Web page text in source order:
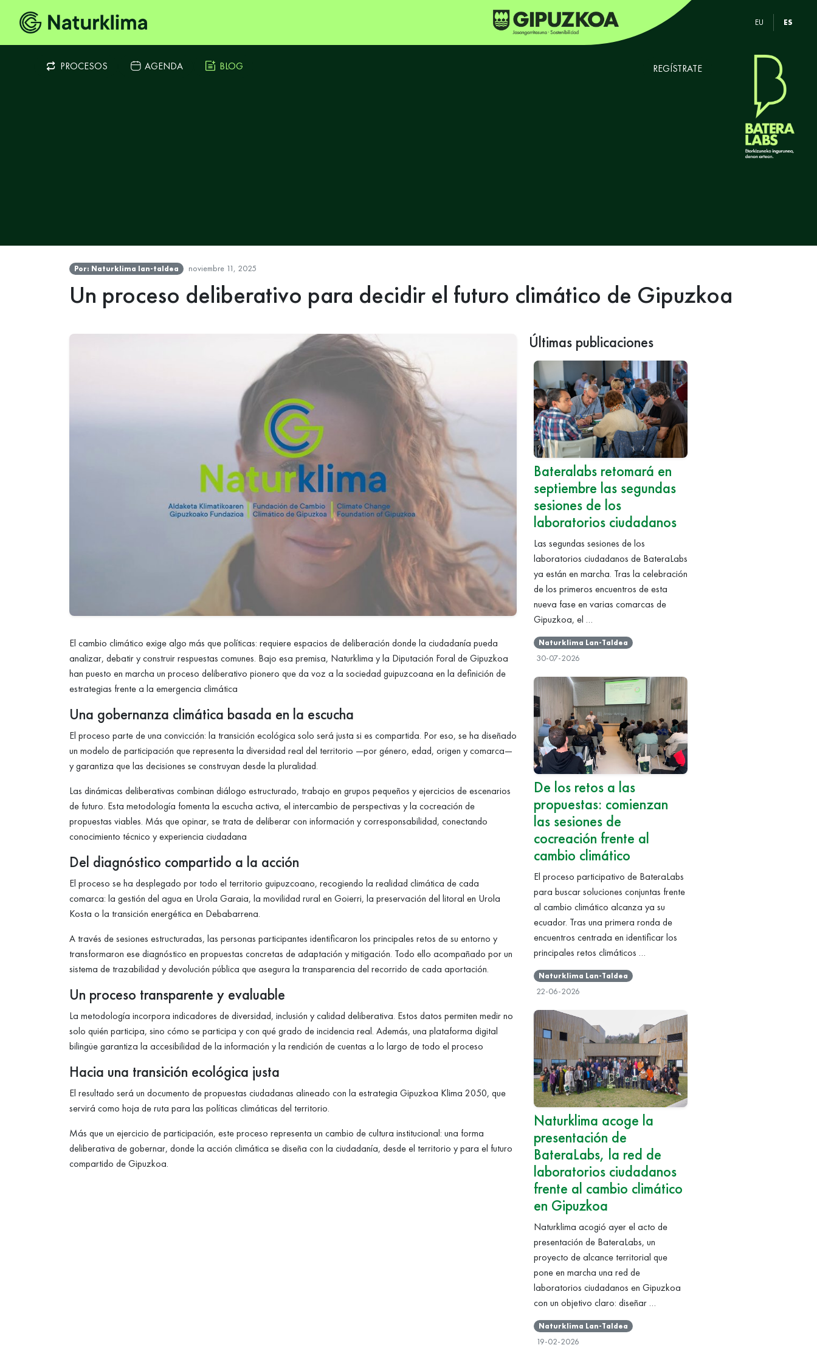
EU ES
PROCESOS AGENDA BLOG REGÍSTRATE
Por: Naturklima lan-taldea noviembre 11, 2025
Un proceso deliberativo para decidir el futuro climático de Gipuzkoa
El cambio climático exige algo más que políticas: requiere espacios de deliberación donde la ciudadanía pueda
analizar, debatir y construir respuestas comunes. Bajo esa premisa, Naturklima y la Diputación Foral de Gipuzkoa
han puesto en marcha un proceso deliberativo pionero que da voz a la sociedad guipuzcoana en la definición de
estrategias frente a la emergencia climática
Una gobernanza climática basada en la escucha
El proceso parte de una convicción: la transición ecológica solo será justa si es compartida. Por eso, se ha diseñado
un modelo de participación que representa la diversidad real del territorio —por género, edad, origen y comarca—
y garantiza que las decisiones se construyan desde la pluralidad.
Las dinámicas deliberativas combinan diálogo estructurado, trabajo en grupos pequeños y ejercicios de escenarios
de futuro. Esta metodología fomenta la escucha activa, el intercambio de perspectivas y la cocreación de
propuestas viables. Más que opinar, se trata de deliberar con información y corresponsabilidad, conectando
conocimiento técnico y experiencia ciudadana
Del diagnóstico compartido a la acción
El proceso se ha desplegado por todo el territorio guipuzcoano, recogiendo la realidad climática de cada
comarca: la gestión del agua en Urola Garaia, la movilidad rural en Goierri, la preservación del litoral en Urola
Kosta o la transición energética en Debabarrena.
A través de sesiones estructuradas, las personas participantes identificaron los principales retos de su entorno y
transformaron ese diagnóstico en propuestas concretas de adaptación y mitigación. Todo ello acompañado por un
sistema de trazabilidad y devolución pública que asegura la transparencia del recorrido de cada aportación.
Un proceso transparente y evaluable
La metodología incorpora indicadores de diversidad, inclusión y calidad deliberativa. Estos datos permiten medir no
solo quién participa, sino cómo se participa y con qué grado de incidencia real. Además, una plataforma digital
bilingüe garantiza la accesibilidad de la información y la rendición de cuentas a lo largo de todo el proceso
Hacia una transición ecológica justa
El resultado será un documento de propuestas ciudadanas alineado con la estrategia Gipuzkoa Klima 2050, que
servirá como hoja de ruta para las políticas climáticas del territorio.
Más que un ejercicio de participación, este proceso representa un cambio de cultura institucional: una forma
deliberativa de gobernar, donde la acción climática se diseña con la ciudadanía, desde el territorio y para el futuro
compartido de Gipuzkoa.
Últimas publicaciones
Bateralabs retomará en
septiembre las segundas
sesiones de los
laboratorios ciudadanos
Las segundas sesiones de los
laboratorios ciudadanos de BateraLabs
ya están en marcha. Tras la celebración
de los primeros encuentros de esta
nueva fase en varias comarcas de
Gipuzkoa, el …
Naturklima Lan-Taldea
30-07-2026
De los retos a las
propuestas: comienzan
las sesiones de
cocreación frente al
cambio climático
El proceso participativo de BateraLabs
para buscar soluciones conjuntas frente
al cambio climático alcanza ya su
ecuador. Tras una primera ronda de
encuentros centrada en identificar los
principales retos climáticos …
Naturklima Lan-Taldea
22-06-2026
Naturklima acoge la
presentación de
BateraLabs, la red de
laboratorios ciudadanos
frente al cambio climático
en Gipuzkoa
Naturklima acogió ayer el acto de
presentación de BateraLabs, un
proyecto de alcance territorial que
pone en marcha una red de
laboratorios ciudadanos en Gipuzkoa
con un objetivo claro: diseñar …
Naturklima Lan-Taldea
19-02-2026